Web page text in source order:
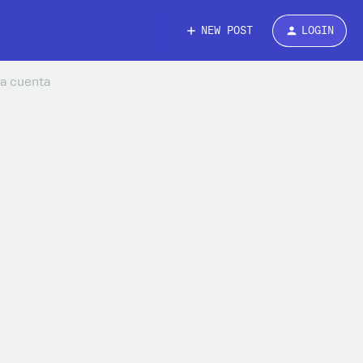
NEW POST LOGIN
cuenta